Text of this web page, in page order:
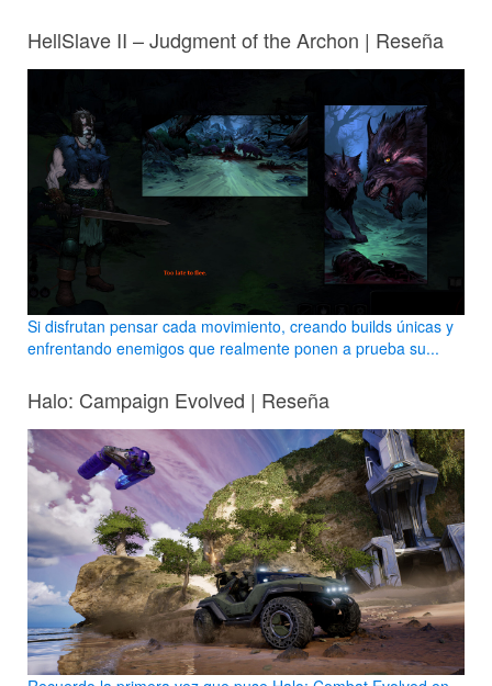
HellSlave II – Judgment of the Archon | Reseña
Si disfrutan pensar cada movimiento, creando builds únicas y
enfrentando enemigos que realmente ponen a prueba su...
Halo: Campaign Evolved | Reseña